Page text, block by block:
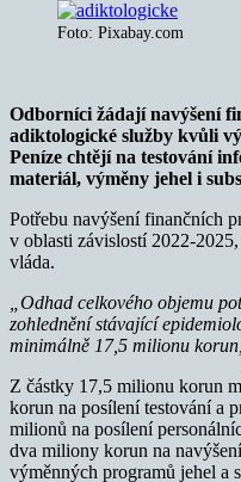
Foto: Pixabay.com
Odborníci žádají navýšení
adiktologické služby kvůli
Peníze chtějí na testování
materiál, výměny jehel i
Potřebu navýšení finančních
v oblasti závislostí 2022-
vláda.
„Odhad celkového objemu
zohlednění stávající
minimálně 17,5 milionu
Z částky 17,5 milionu korun
korun na posílení testování a
milionů na posílení
dva miliony korun na
výměnných programů jehel a